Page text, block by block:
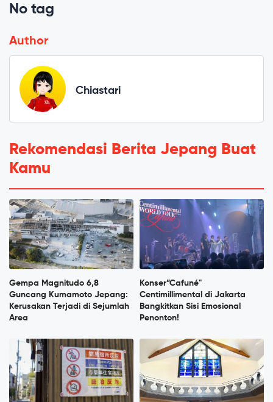
No tag
Author
Chiastari
Rekomendasi Berita Jepang Buat
Kamu
Gempa Magnitudo 6,8
Guncang Kumamoto Jepang:
Kerusakan Terjadi di Sejumlah
Area
Konser”Cafuné"
Centimillimental di Jakarta
Bangkitkan Sisi Emosional
Penonton!